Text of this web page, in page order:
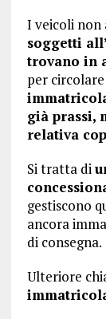
I veicoli
soggetti
trovano in
per circolare
già prassi,
relativa
Si tratta di
gestiscono
ancora
di consegna.
Ulteriore